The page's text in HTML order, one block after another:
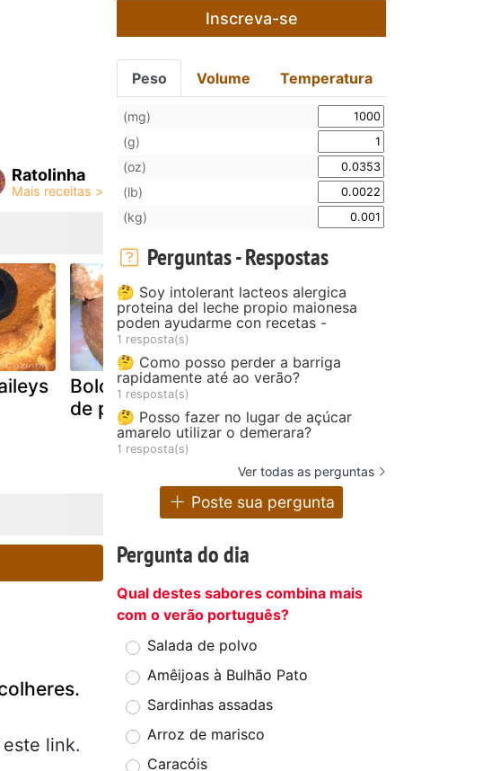
Ratolinha
Bolo fofíssimo
de ponkan
Bolo rei
link.
Inscreva-se
Peso Volume Temperatura
(mg)
(g)
(oz)
(lb)
(kg)
Perguntas - Respostas
🤔 Soy intolerant lacteos alergica
proteina del leche propio maionesa
poden ayudarme con recetas -
1 resposta(s)
🤔 Como posso perder a barriga
rapidamente até ao verão?
1 resposta(s)
🤔 Posso fazer no lugar de açúcar
amarelo utilizar o demerara?
1 resposta(s)
Ver todas as perguntas
Poste sua pergunta
Pergunta do dia
Qual destes sabores combina mais
com o verão português?
Salada de polvo
Amêijoas à Bulhão Pato
Sardinhas assadas
Arroz de marisco
Caracóis